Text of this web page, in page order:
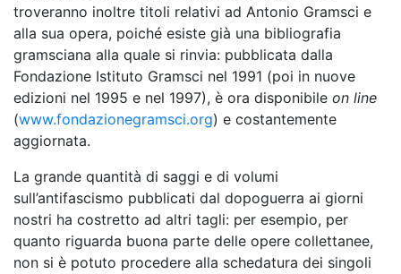
troveranno inoltre titoli relativi ad Antonio Gramsci e
alla sua opera, poiché esiste già una bibliografia
gramsciana alla quale si rinvia: pubblicata dalla
Fondazione Istituto Gramsci nel 1991 (poi in nuove
edizioni nel 1995 e nel 1997), è ora disponibile on line
(www.fondazionegramsci.org) e costantemente
aggiornata.
La grande quantità di saggi e di volumi
sull’antifascismo pubblicati dal dopoguerra ai giorni
nostri ha costretto ad altri tagli: per esempio, per
quanto riguarda buona parte delle opere collettanee,
non si è potuto procedere alla schedatura dei singoli